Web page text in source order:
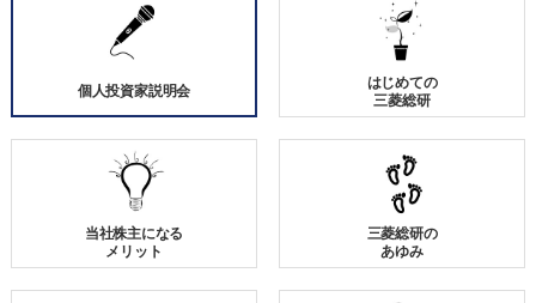
個人投資家説明会
はじめての
三菱総研
当社株主になる
メリット
三菱総研の
あゆみ